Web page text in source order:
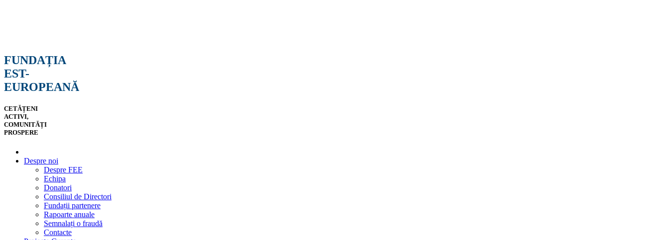
FUNDAȚIA
EST-
EUROPEANĂ
CETĂȚENI
ACTIVI,
COMUNITĂȚI
PROSPERE
Despre noi
Despre FEE
Echipa
Donatori
Consiliul de Directori
Fundații partenere
Rapoarte anuale
Semnalați o fraudă
Contacte